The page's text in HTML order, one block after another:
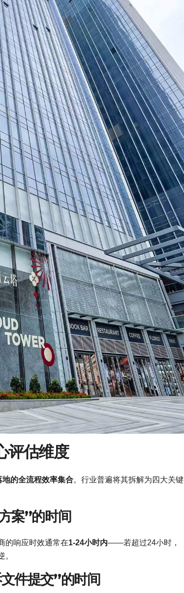
评估维度
地的全流程效率集合。行业普遍将其拆解为四大关键
案”的时间
的响应时效通常在1-24小时内——若超过24小时，
件提交”的时间